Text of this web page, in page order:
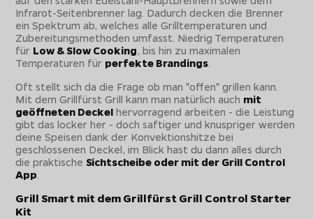
Infrarot-Seitenbrenner lag. Dadurch decken die Brenner
ein Spektrum ab, welches alle Grilltemperaturen und
Zubereitungsmethoden umfasst. Niedrig Temperaturen
für Low & Slow Cooking, bis hin zu maximalen
Temperaturen für perfekte Brandings
Oft stellt sich da die Frage ob man "offen" grillen kann.
Mit dem Grillfürst Grill kann man natürlich auch mit
geöffneten Deckel hervorragend arbeiten - die Leistung
gibt das locker her - doch saftiger und knuspriger werden
deine Speisen dank der Konvektionshitze bei
geschlossenen Deckel, im Blick hast du dann alles durch
die praktischeSichtscheibe oder mit der Grill Control
App
Grill Smart mit dem Grillfürst Grill Control Starter
Kit